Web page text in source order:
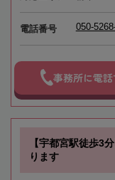
電話番号 050-
事務所に電話
【宇都宮駅徒歩3
ります